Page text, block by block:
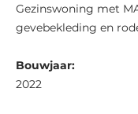
Gezinswoning met
gevebekleding en
Bouwjaar:
2022